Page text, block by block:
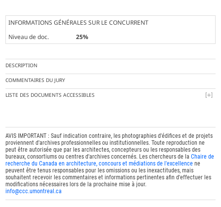
INFORMATIONS GÉNÉRALES SUR LE CONCURRENT
Niveau de doc.
25%
DESCRIPTION
COMMENTAIRES DU JURY
LISTE DES DOCUMENTS ACCESSIBLES
AVIS IMPORTANT : Sauf indication contraire, les photographies d'édifices et de projets
proviennent d'archives professionnelles ou institutionnelles. Toute reproduction ne
peut être autorisée que par les architectes, concepteurs ou les responsables des
bureaux, consortiums ou centres d'archives concernés. Les chercheurs de laChaire de
recherche du Canada en architecture, concours et médiations de l'excellence ne
peuvent être tenus responsables pour les omissions ou les inexactitudes, mais
souhaitent recevoir les commentaires et informations pertinentes afin d'effectuer les
modifications nécessaires lors de la prochaine mise à jour.
info@ccc.umontreal.ca